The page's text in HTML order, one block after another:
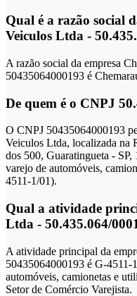
Qual é a razão social
Veiculos Ltda -
A razão social da empresa
50435064000193 é
De quem é o CNPJ
O CNPJ 50435064000193
Veiculos Ltda, localizada na
dos 500, Guaratingueta -
varejo de automóveis,
4511-1/01).
Qual a atividade
Ltda - 50.435.064/
A atividade principal da
50435064000193 é G-4511-
automóveis, camionetas e
Setor de Comércio Varejista.